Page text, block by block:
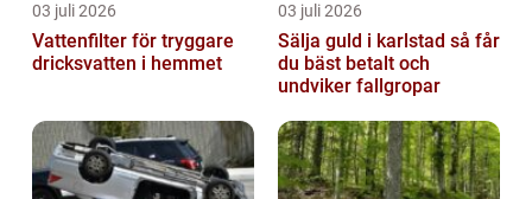
03 juli 2026
Vattenfilter för tryggare
dricksvatten i hemmet
03 juli 2026
Sälja guld i karlstad så får
du bäst betalt och
undviker fallgropar